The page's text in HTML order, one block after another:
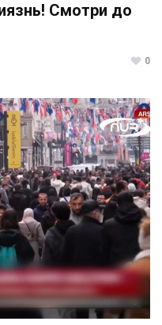
Смотри до
0